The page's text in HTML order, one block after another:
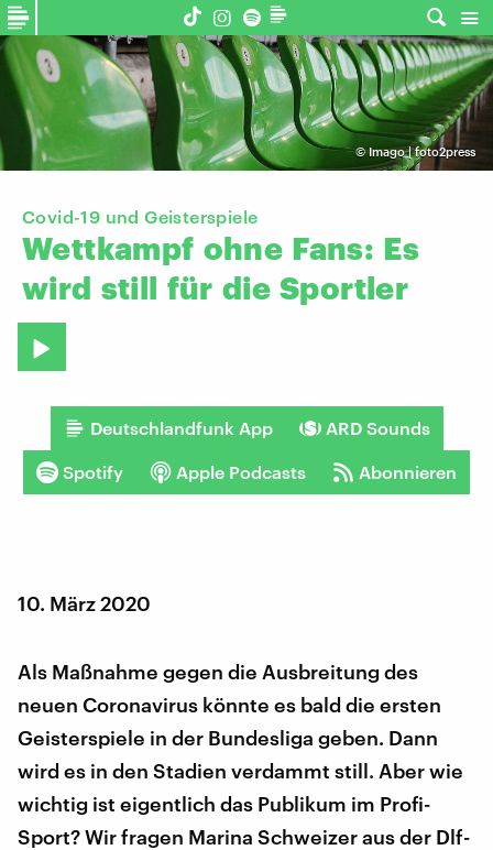
©Imago | foto2press
Covid-19 und Geisterspiele
Wettkampf ohne Fans: Es
wird still für die Sportler
Deutschlandfunk App ARD Sounds
Spotify Apple Podcasts Abonnieren
10. März 2020
Als Maßnahme gegen die Ausbreitung des
neuen Coronavirus könnte es bald die ersten
Geisterspiele in der Bundesliga geben. Dann
wird es in den Stadien verdammt still. Aber wie
wichtig ist eigentlich das Publikum im Profi-
Sport? Wir fragen Marina Schweizer aus der Dlf-